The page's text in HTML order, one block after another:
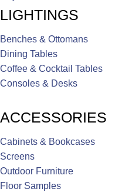
LIGHTINGS
Benches & Ottomans
Dining Tables
Coffee & Cocktail Tables
Consoles & Desks
ACCESSORIES
Cabinets & Bookcases
Screens
Outdoor Furniture
Floor Samples